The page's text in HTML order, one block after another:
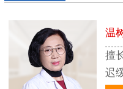
温
擅
迟